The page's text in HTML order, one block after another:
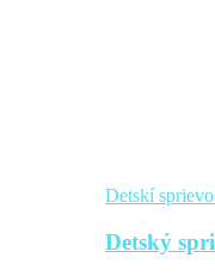
Detskí
Detský